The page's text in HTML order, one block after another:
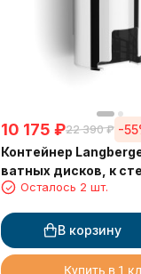
10 175 ₽22 390 ₽ -
Контейнер
ватных дисков, к
Осталось 2 шт.
В корзину
Купить в 1